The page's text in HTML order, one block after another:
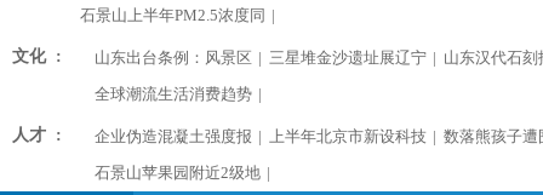
石景山上半年PM2.5浓度同 |
文化 : 山东出台条例：风景区 | 三星堆金沙遗址展辽宁 | 山东汉代石刻
全球潮流生活消费趋势 |
人才 : 企业伪造混凝土强度报 | 上半年北京市新设科技 | 数落熊孩子遭
石景山苹果园附近2级地 |